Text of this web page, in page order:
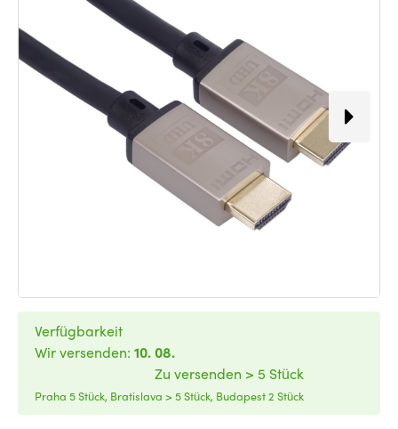
Verfügbarkeit
Wir versenden: 10. 08.
Zu versenden > 5 Stück
Praha 5 Stück, Bratislava > 5 Stück, Budapest 2 Stück